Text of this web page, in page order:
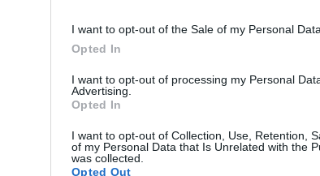
I want to opt-out of the Sale of my Personal Data.
Opted In
I want to opt-out of processing my Personal
Advertising.
Opted In
I want to opt-out of Collection, Use, Retention,
of my Personal Data that Is Unrelated with the
was collected.
Opted Out
, voivat ruuhkautua erityisesti arjen ruuhka-
ja missä kannattaa harkita vaihtoehtoista reittiä.
onnettomuuksista Paloasema.fi:nTilannehuone Kalajoki